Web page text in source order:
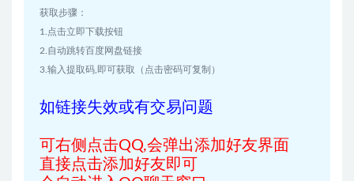
获取步骤：
1.点击立即下载按钮
2.自动跳转百度网盘链接
3.输入提取码,即可获取（点击密码可复制）
如链接失效或有交易问题
可右侧点击QQ,会弹出添加好友界面
直接点击添加好友即可